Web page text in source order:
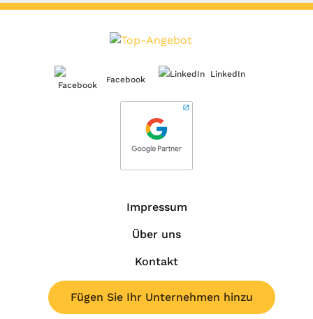
Facebook
LinkedIn
Impressum
Über uns
Kontakt
Fügen Sie Ihr Unternehmen hinzu